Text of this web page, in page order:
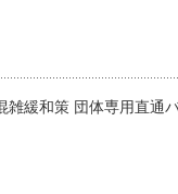
雑緩和策 団体専用直通